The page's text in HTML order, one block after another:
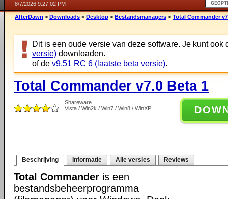
8/7/2026 9:27:02 PM
AfterDawn > Downloads > Desktop > Bestandsmanagers > Total Commander
Dit is een oude versie van deze software. Je kunt ook
versie) downloaden.
of de v9.51 RC 6 (laatste beta versie).
Total Commander v7.0 Beta 1
Shareware
Vista / Win2k / Win7 / Win8 / WinXP
Beschrijving Informatie Alle versies Reviews
Total Commander is een
bestandsbeheerprogramma